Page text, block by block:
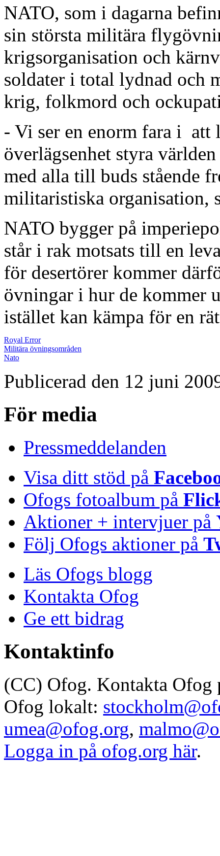
NATO, som i dagarna
sin största militära
krigsorganisation och
soldater i total lydnad och
krig, folkmord och
- Vi ser en enorm fara i att
överlägsenhet styra
med alla till buds stående
militaristiska organisation,
NATO bygger på
står i rak motsats till en
för desertörer kommer
övningar i hur de kommer
istället kan kämpa för en
Royal Error
Militära övningsområden
Nato
Publicerad den 12 juni
För media
Pressmeddelanden
Visa ditt stöd på
Ofogs fotoalbum på
Aktioner + intervjuer på
Följ Ofogs aktioner på
Läs Ofogs blogg
Kontakta Ofog
Ge ett bidrag
Kontaktinfo
(CC) Ofog. Kontakta Ofog
Ofog lokalt:
umea@ofog.org,
Logga in på ofog.org här.